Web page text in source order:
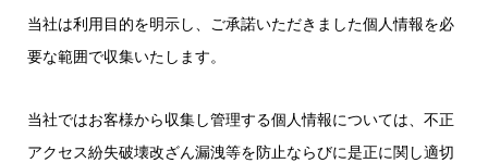
当社は利用目的を明示し、ご承諾いただきました個人情報を必
要な範囲で収集いたします。
当社ではお客様から収集し管理する個人情報については、不正
アクセス紛失破壊改ざん漏洩等を防止ならびに是正に関し適切